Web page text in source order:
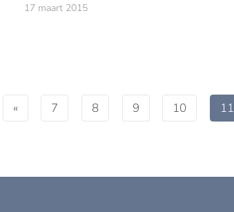
17 maart 2015
« 7 8 9 10 11